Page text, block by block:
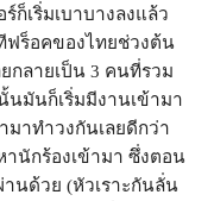
ก็เริ่มเบาบางลงแล้ว
ฟร็อคของไทยช่วงต้น
กลายเป็น 3 คนที่รวม
นมันก็เริ่มมีงานเข้ามา
มาทำวงกันเลยดีกว่า
านักร้องเข้ามา ซึ่งตอน
านด้วย (หัวเราะกันลั่น